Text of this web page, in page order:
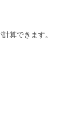
算できます。